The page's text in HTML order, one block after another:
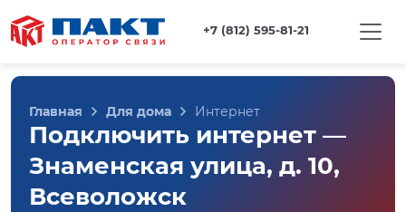
+7 (812) 595-81-21
Главная Для дома Интернет
Подключить интернет —
Знаменская улица, д. 10,
Всеволожск